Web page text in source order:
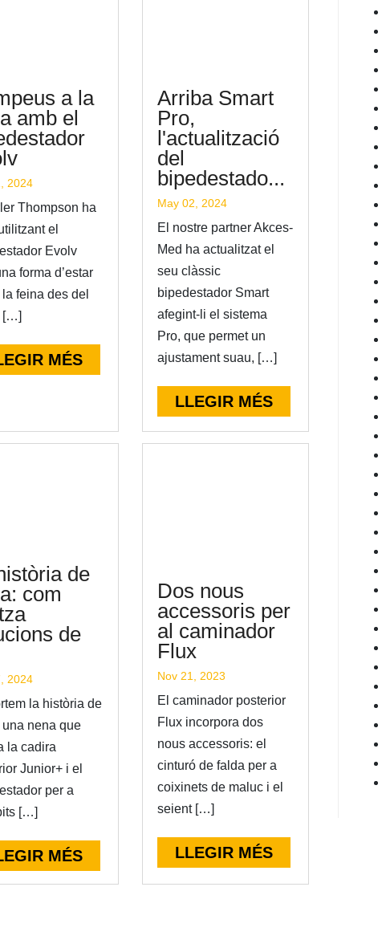
a la
amb el
2024
Thompson ha
el
Evolv
forma d’estar
feina des del
[…]
MÉS
Arriba Smart
Pro,
l'actualització
del
bipedestado...
May 02, 2024
El nostre partner Akces-
Med ha actualitzat el
seu clàssic
bipedestador Smart
afegint-li el sistema
Pro, que permet un
ajustament suau, […]
LLEGIR MÉS
de
com
de
2024
la història de
una nena que
la cadira
Junior+ i el
per a
[…]
MÉS
Dos nous
accessoris per
al caminador
Flux
Nov 21, 2023
El caminador posterior
Flux incorpora dos
nous accessoris: el
cinturó de falda per a
coixinets de maluc i el
seient […]
LLEGIR MÉS